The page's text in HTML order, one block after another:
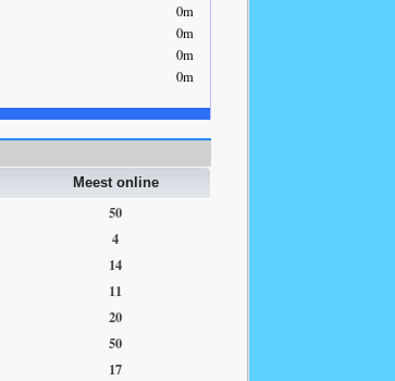
0m
0m
0m
0m
Meest online
50
4
14
11
20
50
17